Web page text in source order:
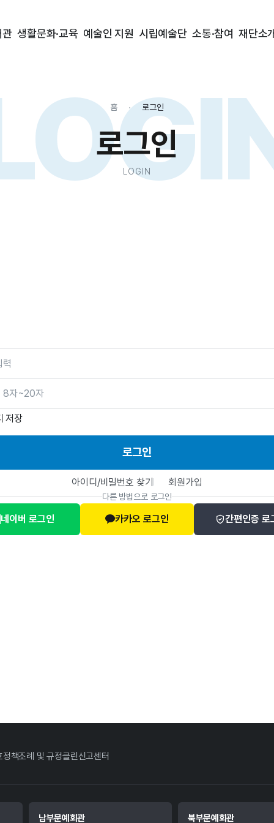
관 생활문화·교육 예술인 지원 시립예술단 소통·참여 재단소
홈 로그인
로그인
LOGIN
저장
로그인
아이디/비밀번호 찾기 회원가입
다른 방법으로 로그인
네이버 로그인 카카오 로그인 간편인증 로
정책조례 및 규정클린신고센터
남부문예회관 북부문예회관